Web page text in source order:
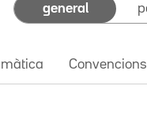
general
Convencions